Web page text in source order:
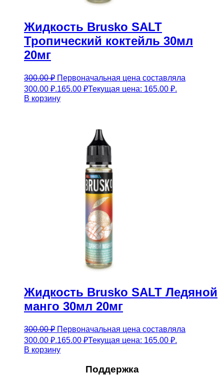
Жидкость Brusko SALT
Тропический коктейль 30мл
20мг
300.00₽ Первоначальная цена составляла
300.00 ₽.165.00 ₽Текущая цена: 165.00 ₽.
В корзину
Жидкость Brusko SALT Ледяной
манго 30мл 20мг
300.00₽ Первоначальная цена составляла
300.00 ₽.165.00 ₽Текущая цена: 165.00 ₽.
В корзину
Поддержка